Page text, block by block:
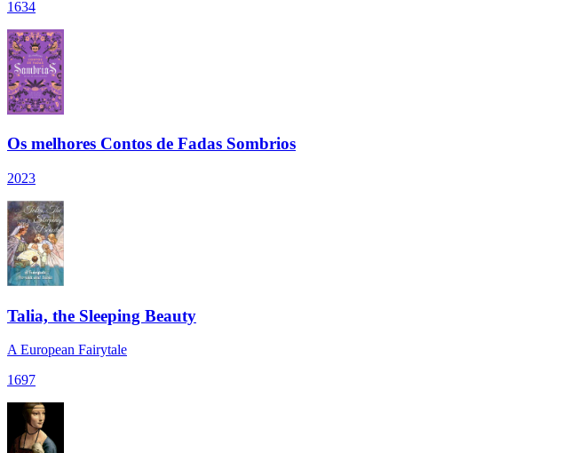
1634
Os melhores Contos de Fadas Sombrios
2023
Talia, the Sleeping Beauty
A European Fairytale
1697